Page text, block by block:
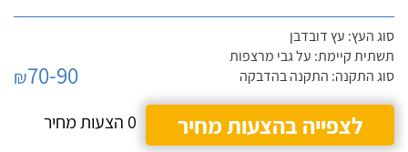
סוג העץ: עץ דובדבן
תשתית קיימת: על גבי מרצפות
סוג התקנה: התקנה בהדבקה
₪70-90
לצפייה בהצעות מחיר
0 הצעות מחיר